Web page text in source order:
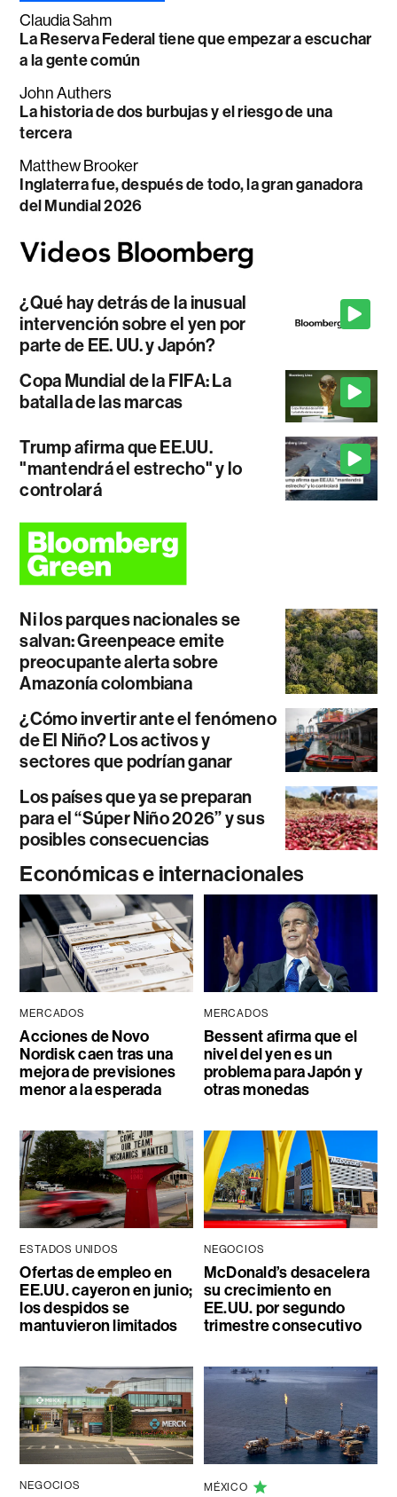
Claudia Sahm
La Reserva Federal tiene que empezar a escuchar
a la gente común
John Authers
La historia de dos burbujas y el riesgo de una
tercera
Matthew Brooker
Inglaterra fue, después de todo, la gran ganadora
del Mundial 2026
¿Qué hay detrás de la inusual
intervención sobre el yen por
parte de EE. UU. y Japón?
Copa Mundial de la FIFA: La
batalla de las marcas
Trump afirma que EE.UU.
"mantendrá el estrecho" y lo
controlará
Ni los parques nacionales se
salvan: Greenpeace emite
preocupante alerta sobre
Amazonía colombiana
¿Cómo invertir ante el fenómeno
de El Niño? Los activos y
sectores que podrían ganar
Los países que ya se preparan
para el “Súper Niño 2026” y sus
posibles consecuencias
Económicas e internacionales
MERCADOS
Acciones de Novo
Nordisk caen tras una
mejora de previsiones
menor a la esperada
MERCADOS
Bessent afirma que el
nivel del yen es un
problema para Japón y
otras monedas
ESTADOS UNIDOS
Ofertas de empleo en
EE.UU. cayeron en junio;
los despidos se
mantuvieron limitados
NEGOCIOS
McDonald’s desacelera
su crecimiento en
EE.UU. por segundo
trimestre consecutivo
NEGOCIOS MÉXICO